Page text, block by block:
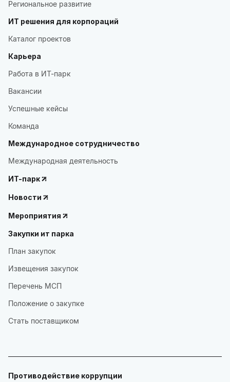
Региональное развитие
ИТ решения для корпораций
Каталог проектов
Карьера
Работа в ИТ-парк
Вакансии
Успешные кейсы
Команда
Международное сотрудничество
Международная деятельность
ИТ-парк
Новости
Мероприятия
Закупки ит парка
План закупок
Извещения закупок
Перечень МСП
Положение о закупке
Стать поставщиком
Противодействие коррупции